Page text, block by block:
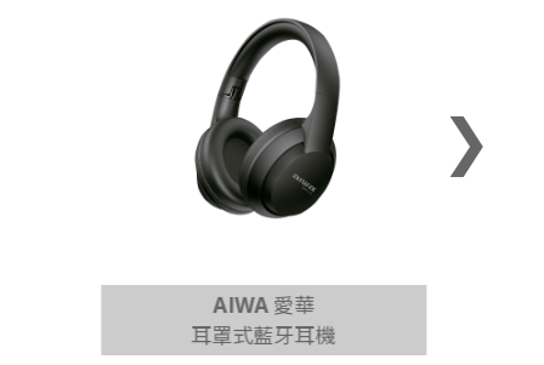
AIWA 愛華
耳罩式藍牙耳機
❯